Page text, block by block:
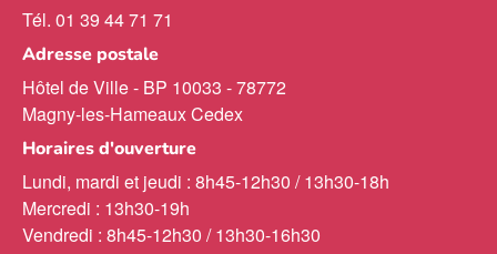
Tél. 01 39 44 71 71
Adresse postale
Hôtel de Ville - BP 10033 - 78772
Magny-les-Hameaux Cedex
Horaires d'ouverture
Lundi, mardi et jeudi : 8h45-12h30 / 13h30-18h
Mercredi : 13h30-19h
Vendredi : 8h45-12h30 / 13h30-16h30